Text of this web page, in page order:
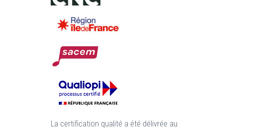
La certification qualité a été délivrée au